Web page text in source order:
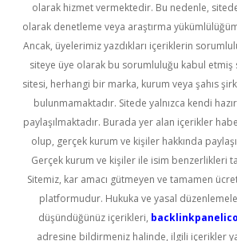
olarak hizmet vermektedir. Bu nedenle,
olarak denetleme veya araştırma
Ancak, üyelerimiz yazdıkları içeriklerin
siteye üye olarak bu sorumluluğu kabul etmiş
sitesi, herhangi bir marka, kurum veya şahıs
bulunmamaktadır. Sitede yalnızca kendi
paylaşılmaktadır. Burada yer alan içerikler
olup, gerçek kurum ve kişiler hakkında
Gerçek kurum ve kişiler ile isim benzerlikleri
Sitemiz, kar amacı gütmeyen ve tamamen
platformudur. Hukuka ve yasal
düşündüğünüz içerikleri,
adresine bildirmeniz halinde, ilgili içerikler